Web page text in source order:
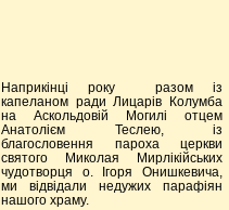
Наприкінці року разом із
капеланом ради Лицарів Колумба
на Аскольдовій Могилі отцем
Анатолієм Теслею, із
благословення пароха церкви
святого Миколая Мирлікійських
чудотворця о. Ігоря Онишкевича,
ми відвідали недужих парафіян
нашого храму.